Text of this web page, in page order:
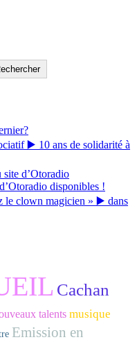
▶️ 10 ans de solidarité à
d’Otoradio
disponibles !
le clown magicien » ▶️ dans
Cachan
talents musique
Emission en